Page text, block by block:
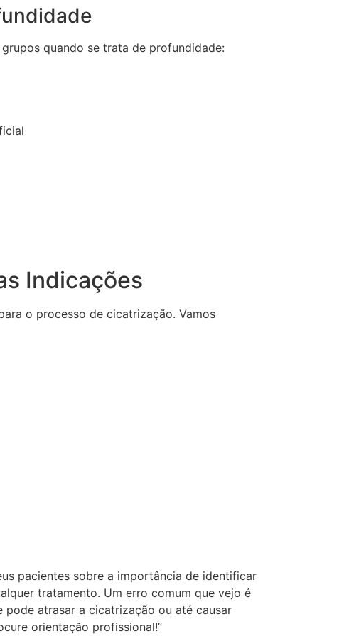
quando se trata de profundidade:
Indicações
o processo de cicatrização. Vamos
pacientes sobre a importância de identificar
tratamento. Um erro comum que vejo é
pode atrasar a cicatrização ou até causar
orientação profissional!”